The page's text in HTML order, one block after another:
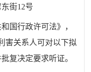
街12号
国行政许可法》，
害关系人可对以下拟
复决定要求听证。